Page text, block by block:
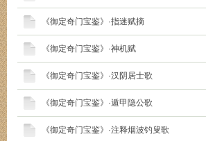
《御定奇门宝鉴》·指迷赋摘
《御定奇门宝鉴》·神机赋
《御定奇门宝鉴》·汉阴居士歌
《御定奇门宝鉴》·遁甲隐公歌
《御定奇门宝鉴》·注释烟波钓叟歌